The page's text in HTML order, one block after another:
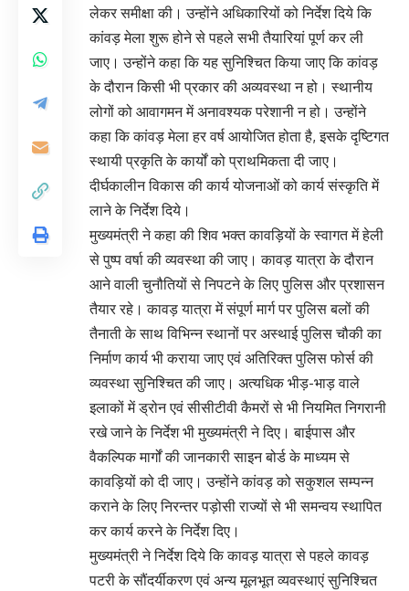
लेकर समीक्षा की। उन्होंने अधिकारियों को निर्देश दिये कि
कांवड़ मेला शुरू होने से पहले सभी तैयारियां पूर्ण कर ली
जाए। उन्होंने कहा कि यह सुनिश्चित किया जाए कि कांवड़
के दौरान किसी भी प्रकार की अव्यवस्था न हो। स्थानीय
लोगों को आवागमन में अनावश्यक परेशानी न हो। उन्होंने
कहा कि कांवड़ मेला हर वर्ष आयोजित होता है, इसके दृष्टिगत
स्थायी प्रकृति के कार्यों को प्राथमिकता दी जाए।
दीर्घकालीन विकास की कार्य योजनाओं को कार्य संस्कृति में
लाने के निर्देश दिये।
मुख्यमंत्री ने कहा की शिव भक्त कावड़ियों के स्वागत में हेली
से पुष्प वर्षा की व्यवस्था की जाए। कावड़ यात्रा के दौरान
आने वाली चुनौतियों से निपटने के लिए पुलिस और प्रशासन
तैयार रहे। कावड़ यात्रा में संपूर्ण मार्ग पर पुलिस बलों की
तैनाती के साथ विभिन्न स्थानों पर अस्थाई पुलिस चौकी का
निर्माण कार्य भी कराया जाए एवं अतिरिक्त पुलिस फोर्स की
व्यवस्था सुनिश्चित की जाए। अत्यधिक भीड़-भाड़ वाले
इलाकों में ड्रोन एवं सीसीटीवी कैमरों से भी नियमित निगरानी
रखे जाने के निर्देश भी मुख्यमंत्री ने दिए। बाईपास और
वैकल्पिक मार्गों की जानकारी साइन बोर्ड के माध्यम से
कावड़ियों को दी जाए। उन्होंने कांवड़ को सकुशल सम्पन्न
कराने के लिए निरन्तर पड़ोसी राज्यों से भी समन्वय स्थापित
कर कार्य करने के निर्देश दिए।
मुख्यमंत्री ने निर्देश दिये कि कावड़ यात्रा से पहले कावड़
पटरी के सौंदर्यीकरण एवं अन्य मूलभूत व्यवस्थाएं सुनिश्चित